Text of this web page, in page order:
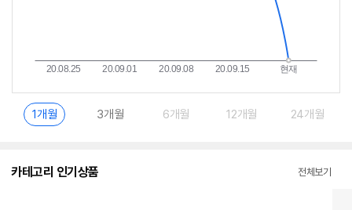
1개월 3개월 6개월 12개월 24개월
카테고리 인기상품 전체보기